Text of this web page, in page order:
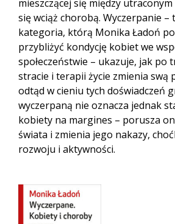
mieszczącej się między
się wciąż chorobą. Wyczerpanie –
kategoria, którą Monika Ładoń
przybliżyć kondycję kobiet we
społeczeństwie – ukazuje, jak po
stracie i terapii życie zmienia swą
odtąd w cieniu tych doświadczeń
wyczerpaną nie oznacza jednak
kobiety na margines – porusza
świata i zmienia jego nakazy,
rozwoju i aktywności.